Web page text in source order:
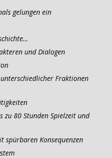
gelungen ein
und Dialogen
Fraktionen
zu 80 Stunden Spielzeit und
spürbaren Konsequenzen